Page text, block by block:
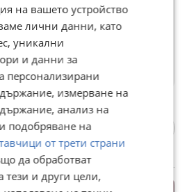
мазилка
август
на вашето устройство
лични данни, като
уникални
и данни за
персонализирани
измерване на
анализ на
подобряване на
от трети страни
да обработват
тези и други цели,